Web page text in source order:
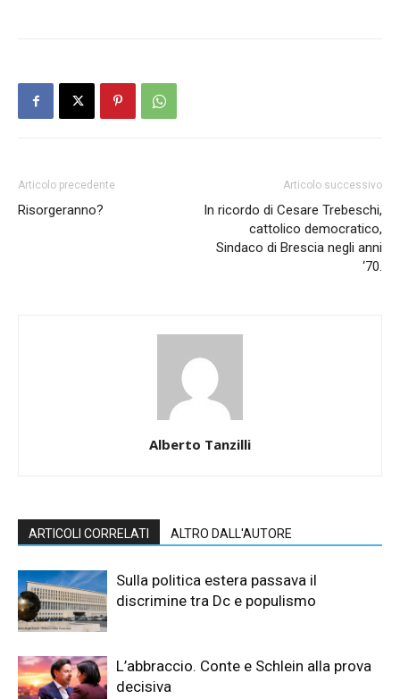
Articolo precedente
Risorgeranno?
Articolo successivo
In ricordo di Cesare Trebeschi,
cattolico democratico,
Sindaco di Brescia negli anni
‘70.
Alberto Tanzilli
ARTICOLI CORRELATI ALTRO DALL'AUTORE
Sulla politica estera passava il
discrimine tra Dc e populismo
L’abbraccio. Conte e Schlein alla prova
decisiva